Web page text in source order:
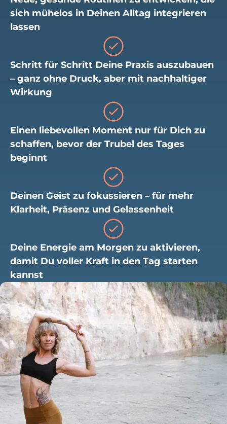
sich mühelos in Deinen Alltag integrieren
lassen
Schritt für Schritt Deine Praxis auszubauen
– ganz ohne Druck, aber mit nachhaltiger
Wirkung
Einen liebevollen Moment nur für Dich zu
schaffen, bevor der Trubel des Tages
beginnt
Deinen Geist zu fokussieren – für mehr
Klarheit, Präsenz und Gelassenheit
Deine Energie am Morgen zu aktivieren,
damit Du voller Kraft in den Tag starten
kannst